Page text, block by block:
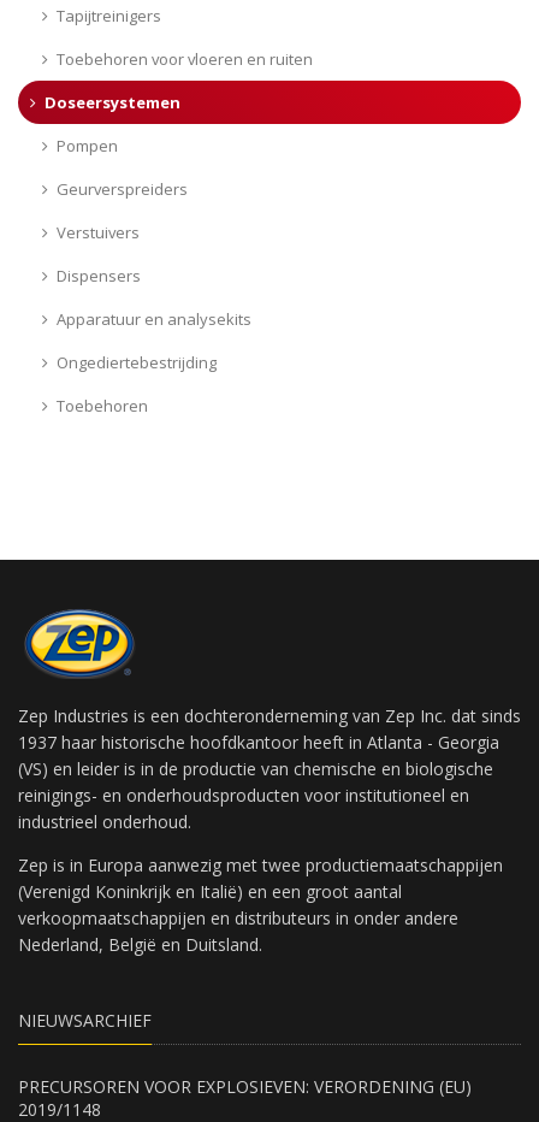
Tapijtreinigers
Toebehoren voor vloeren en ruiten
Doseersystemen
Pompen
Geurverspreiders
Verstuivers
Dispensers
Apparatuur en analysekits
Ongediertebestrijding
Toebehoren
Zep Industries is een dochteronderneming van Zep Inc. dat sinds
1937 haar historische hoofdkantoor heeft in Atlanta - Georgia
(VS) en leider is in de productie van chemische en biologische
reinigings- en onderhoudsproducten voor institutioneel en
industrieel onderhoud.
Zep is in Europa aanwezig met twee productiemaatschappijen
(Verenigd Koninkrijk en Italië) en een groot aantal
verkoopmaatschappijen en distributeurs in onder andere
Nederland, België en Duitsland.
NIEUWSARCHIEF
PRECURSOREN VOOR EXPLOSIEVEN: VERORDENING (EU)
2019/1148